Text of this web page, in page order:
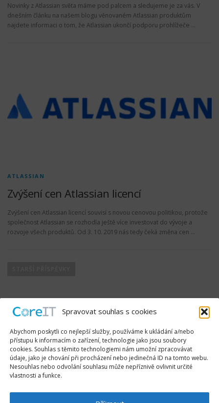
Spravovat souhlas s cookies
Abychom poskytli co nejlepší služby, používáme k ukládání a/nebo
přístupu k informacím o zařízení, technologie jako jsou soubory
cookies. Souhlas s těmito technologiemi nám umožní zpracovávat
údaje, jako je chování při procházení nebo jedinečná ID na tomto webu.
Nesouhlas nebo odvolání souhlasu může nepříznivě ovlivnit určité
vlastnosti a funkce.
Novinky z Atlassian světa máme pod palcem a sledujeme je za vás. V
dnešním článku na našem blogu věnovaném Atlassian produktům
najdete informaci o tom, že Atlassian ukončí podporu prohlížeče …
ATLASSIAN
Zvýšení cen Atlassian licencí
Zvýšení cen Atlassian licencí souvisí s novou cenovou politikou, protože
společnost Atlassian se rozhodla ještě více investovat do vývoje a
rozvoje všech produktů. Od 3. 10. 2019 nás tedy čeká změna cen …
g
c
e
p
r
p
SLEDUJTE NÁS